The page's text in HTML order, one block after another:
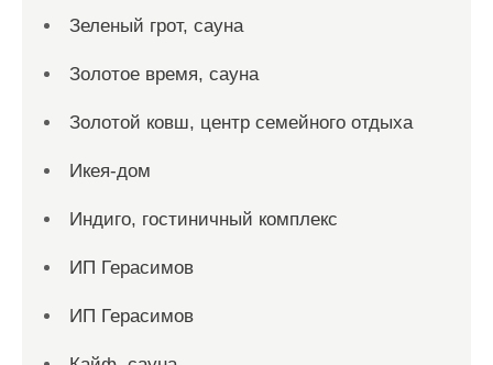
Зеленый грот, сауна
Золотое время, сауна
Золотой ковш, центр семейного отдыха
Икея-дом
Индиго, гостиничный комплекс
ИП Герасимов
ИП Герасимов